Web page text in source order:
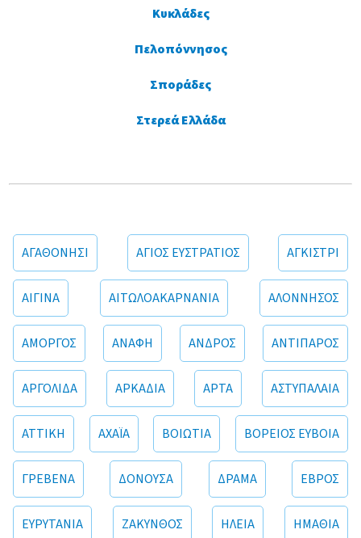
Κυκλάδες
Πελοπόννησος
Σποράδες
Στερεά Ελλάδα
ΑΓΑΘΟΝΗΣΙ ΑΓΙΟΣ ΕΥΣΤΡΑΤΙΟΣ ΑΓΚΙΣΤΡΙ
ΑΙΓΙΝΑ ΑΙΤΩΛΟΑΚΑΡΝΑΝΙΑ ΑΛΟΝΝΗΣΟΣ
ΑΜΟΡΓΟΣ ΑΝΑΦΗ ΑΝΔΡΟΣ ΑΝΤΙΠΑΡΟΣ
ΑΡΓΟΛΙΔΑ ΑΡΚΑΔΙΑ ΑΡΤΑ ΑΣΤΥΠΑΛΑΙΑ
ΑΤΤΙΚΗ ΑΧΑΪΑ ΒΟΙΩΤΙΑ ΒΟΡΕΙΟΣ ΕΥΒΟΙΑ
ΓΡΕΒΕΝΑ ΔΟΝΟΥΣΑ ΔΡΑΜΑ ΕΒΡΟΣ
ΕΥΡΥΤΑΝΙΑ ΖΑΚΥΝΘΟΣ ΗΛΕΙΑ ΗΜΑΘΙΑ